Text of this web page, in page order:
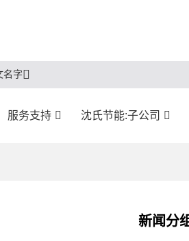
名字
服务支持 沈氏节能:子公司
新闻分